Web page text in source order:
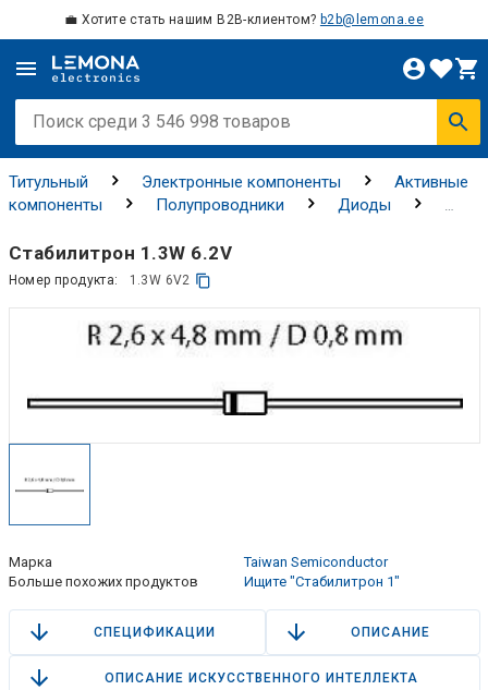
💼 Хотите стать нашим B2B-клиентом? b2b@lemona.ee
Титульный Электронные компоненты
Активные
компоненты
Полупроводники
Диоды
Стабилитрон 1.3W 6.2V
Номер продукта: 1.3W 6V2
Марка
Taiwan Semiconductor
Больше похожих продуктов
Ищите "Стабилитрон 1"
СПЕЦИФИКАЦИИ ОПИСАНИЕ
ОПИСАНИЕ ИСКУССТВЕННОГО ИНТЕЛЛЕКТА